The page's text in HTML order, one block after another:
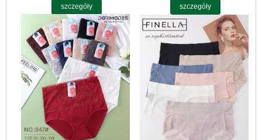
szczegóły szczegóły